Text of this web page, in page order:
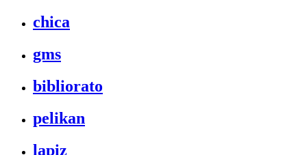
chica
gms
bibliorato
pelikan
lapiz